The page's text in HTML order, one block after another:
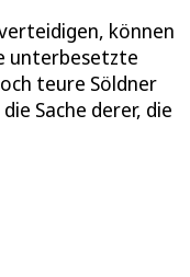
können
unterbesetzte
teure Söldner
Sache derer, die